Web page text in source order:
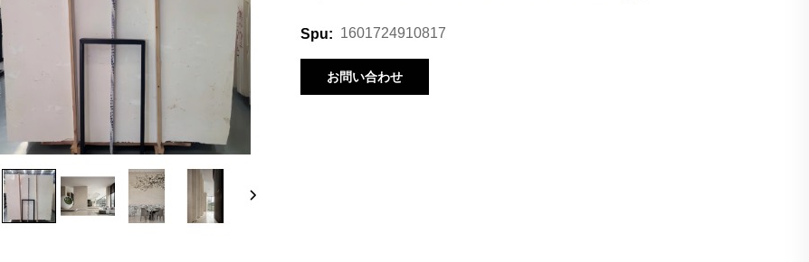
Spu: 1601724910817
お問い合わせ